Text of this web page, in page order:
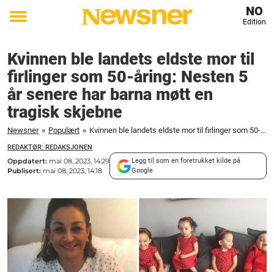
Toggle
NO
Edition
Kvinnen ble landets eldste mor til
firlinger som 50-åring: Nesten 5
år senere har barna møtt en
tragisk skjebne
Newsner » Populært » Kvinnen ble landets eldste mor til firlinger som 50-åring: Nesten 5 år senere har barna møtt en tragisk skjebne
REDAKTØR: REDAKSJONEN
Oppdatert: mai 08, 2023, 14:29
Publisert: mai 08, 2023, 14:18
Legg til som en foretrukket kilde på
Google